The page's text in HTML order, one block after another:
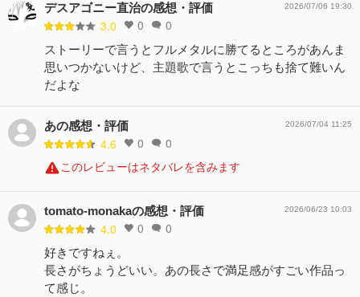
デスアゴニー直治の感想・評価
3.0 0 0
2026/07/06 19:30
ストーリーで言うとフルメタルに勝てるところがあんま
思いつかないけど、主題歌で言うとこっちも捨て難いん
だよな
あの感想・評価
4.6 0 0
2026/07/04 11:25
このレビューはネタバレを含みます
tomato-monakaの感想・評価
4.0 0 0
2026/06/23 10:03
好きですねぇ。
長さがちょうどいい。あの長さで満足感がすごい作品っ
て感じ。